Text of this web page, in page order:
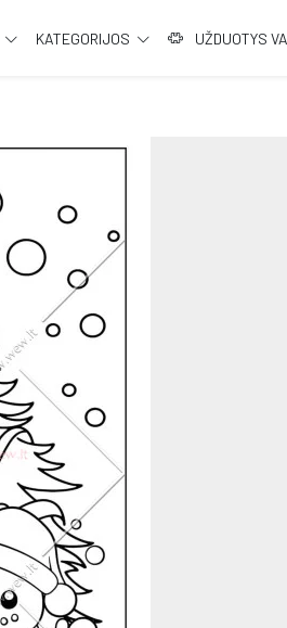
KATEGORIJOS UŽDUOTYS